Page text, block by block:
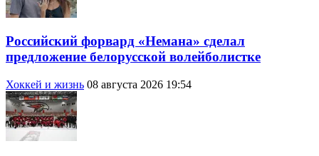
Российский форвард «Немана» сделал
предложение белорусской волейболистке
Хоккей и жизнь 08 августа 2026 19:54